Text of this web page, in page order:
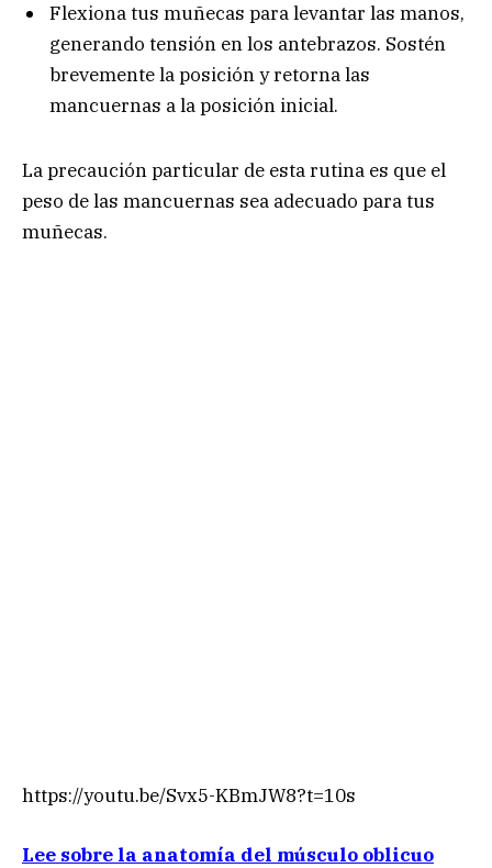
Flexiona tus muñecas para levantar las manos,
generando tensión en los antebrazos. Sostén
brevemente la posición y retorna las
mancuernas a la posición inicial.
La precaución particular de esta rutina es que el
peso de las mancuernas sea adecuado para tus
muñecas.
https://youtu.be/Svx5-KBmJW8?t=10s
Lee sobre la anatomía del músculo oblicuo